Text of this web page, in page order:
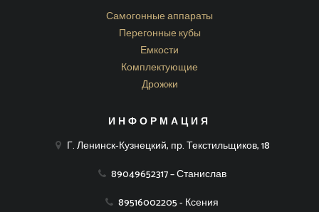
Самогонные аппараты
Перегонные кубы
Емкости
Комплектующие
Дрожжи
ИНФОРМАЦИЯ
Г. Ленинск-Кузнецкий, пр. Текстильщиков, 18
89049652317 – Станислав
89516002205 - Ксения